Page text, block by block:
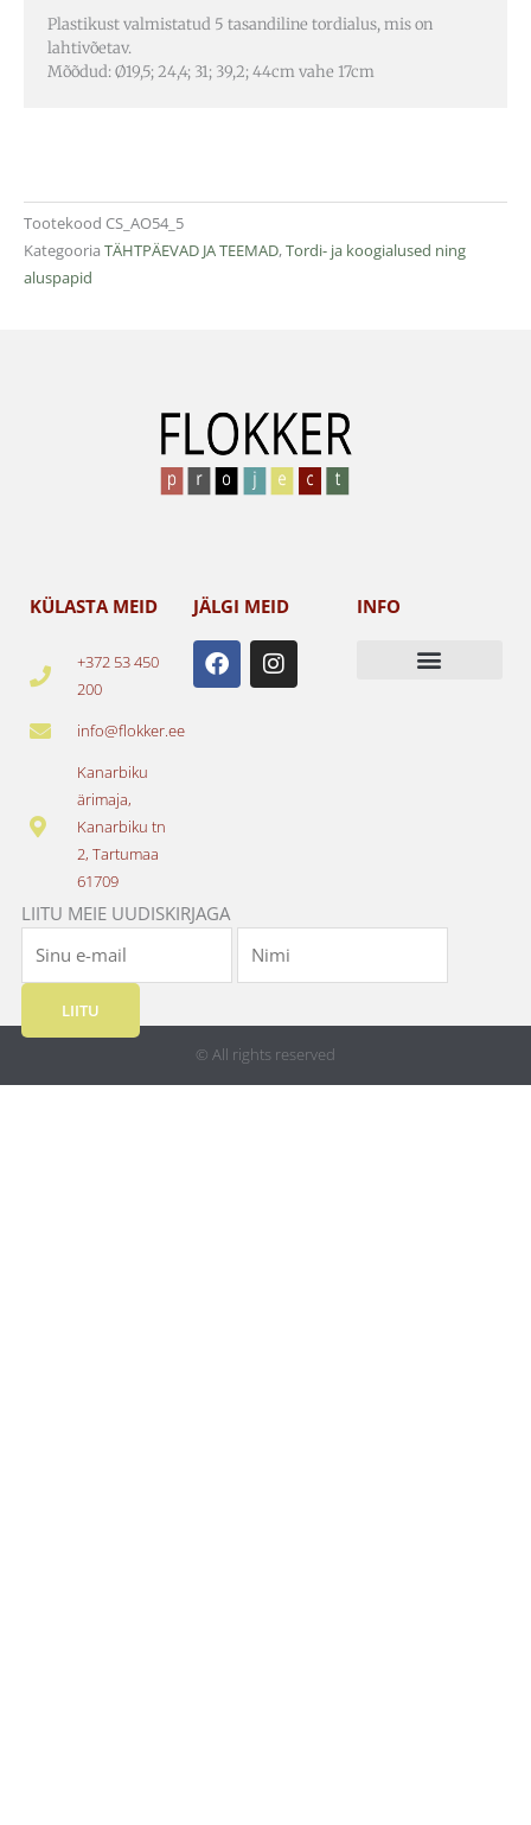
Plastikust valmistatud 5 tasandiline tordialus, mis on
lahtivõetav.
Mõõdud: Ø19,5; 24,4; 31; 39,2; 44cm vahe 17cm
Tootekood CS_AO54_5
Kategooria TÄHTPÄEVAD JA TEEMAD,Tordi- ja koogialused ning
aluspapid
KÜLASTA MEID
+372 53 450
200
info@flokker.ee
Kanarbiku
ärimaja,
Kanarbiku tn
2, Tartumaa
61709
JÄLGI MEID
F
a
c
I
n
s
INFO
LIITU MEIE UUDISKIRJAGA
LIITU
© All rights reserved